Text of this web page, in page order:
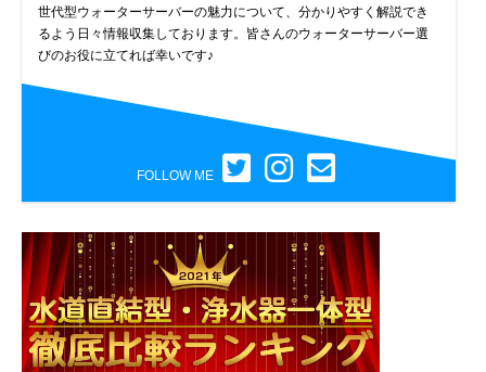
世代型ウォーターサーバーの魅力について、分かりやすく解説でき
るよう日々情報収集しております。皆さんのウォーターサーバー選
びのお役に立てれば幸いです♪
FOLLOW ME